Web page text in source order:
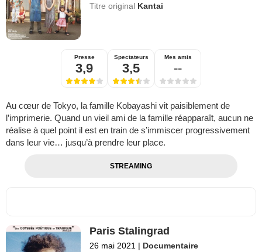
Titre original Kantai
Presse
3,9
Spectateurs
3,5
Mes amis
--
Au cœur de Tokyo, la famille Kobayashi vit paisiblement de
l’imprimerie. Quand un vieil ami de la famille réapparaît, aucun ne
réalise à quel point il est en train de s’immiscer progressivement
dans leur vie… jusqu’à prendre leur place.
STREAMING
Paris Stalingrad
26 mai 2021 | Documentaire